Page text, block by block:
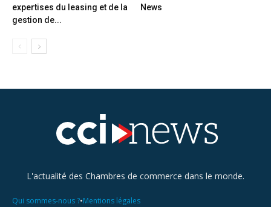
expertises du leasing et de la
gestion de...
News
L'actualité des Chambres de commerce dans le monde.
Qui sommes-nous ?•Mentions légales